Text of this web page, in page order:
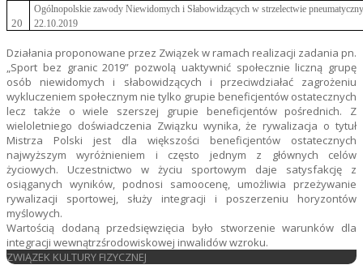
20
Ogólnopolskie zawody Niewidomych i Słabowidzących w strzelectwie
22.10.2019
Działania proponowane przez Związek w ramach realizacji zadania pn.
„Sport bez granic 2019” pozwolą uaktywnić społecznie liczną grupę
osób niewidomych i słabowidzących i przeciwdziałać zagrożeniu
wykluczeniem społecznym nie tylko grupie beneficjentów ostatecznych
lecz także o wiele szerszej grupie beneficjentów pośrednich. Z
wieloletniego doświadczenia Związku wynika, że rywalizacja o tytuł
Mistrza Polski jest dla większości beneficjentów ostatecznych
najwyższym wyróżnieniem i często jednym z głównych celów
życiowych. Uczestnictwo w życiu sportowym daje satysfakcję z
osiąganych wyników, podnosi samoocenę, umożliwia przeżywanie
rywalizacji sportowej, służy integracji i poszerzeniu horyzontów
myślowych.
Wartością dodaną przedsięwzięcia było stworzenie warunków dla
integracji wewnątrzśrodowiskowej inwalidów wzroku.
ZWIĄZEK KULTURY FIZYCZNEJ